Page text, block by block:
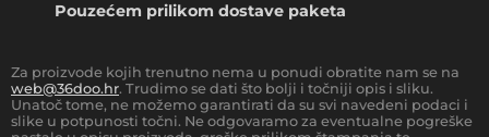
Pouzećem prilikom dostave paketa
Za proizvode kojih trenutno nema u ponudi obratite nam se na
web@36doo.hr. Trudimo se dati što bolji i točniji opis i sliku.
Unatoč tome, ne možemo garantirati da su svi navedeni podaci i
slike u potpunosti točni. Ne odgovaramo za eventualne pogreške